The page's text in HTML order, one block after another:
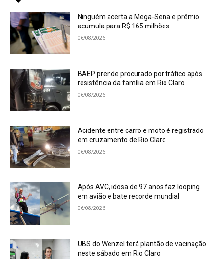
Ninguém acerta a Mega-Sena e prêmio
acumula para R$ 165 milhões
06/08/2026
BAEP prende procurado por tráfico após
resistência da família em Rio Claro
06/08/2026
Acidente entre carro e moto é registrado
em cruzamento de Rio Claro
06/08/2026
Após AVC, idosa de 97 anos faz looping
em avião e bate recorde mundial
06/08/2026
UBS do Wenzel terá plantão de vacinação
neste sábado em Rio Claro